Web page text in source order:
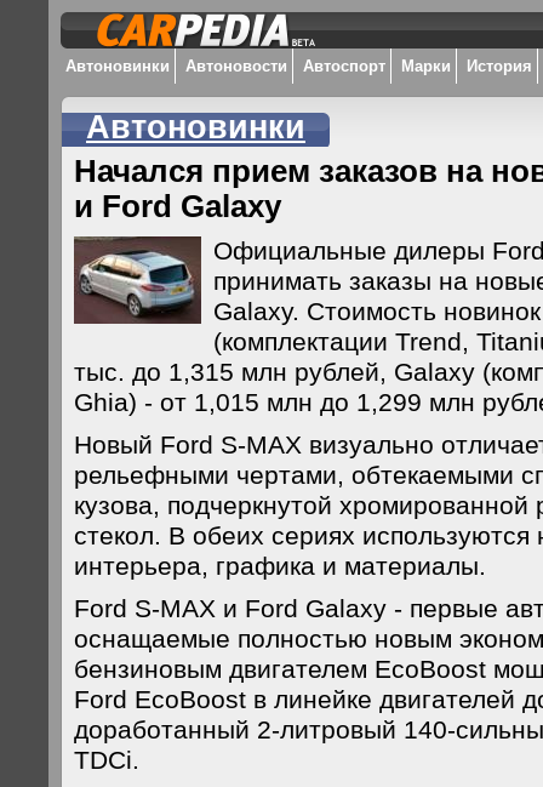
Автоновинки Автоновости Автоспорт Марки История
Автоновинки
Начался прием заказов на
и Ford Galaxy
Официальные дилеры
принимать заказы на
Galaxy. Стоимость
(комплектации Trend,
тыс. до 1,315 млн рублей, Galaxy
Ghia) - от 1,015 млн до 1,299 млн
Новый Ford S-MAX визуально
рельефными чертами, обтекаемыми
кузова, подчеркнутой хромированной
стекол. В обеих сериях используются
интерьера, графика и материалы.
Ford S-MAX и Ford Galaxy - первые
оснащаемые полностью новым
бензиновым двигателем EcoBoost
Ford EcoBoost в линейке двигателей
доработанный 2-литровый 140-
TDCi.